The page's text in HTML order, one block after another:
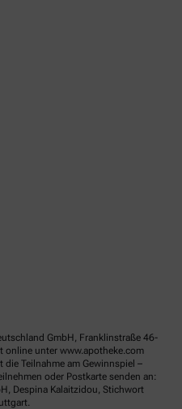
GmbH, Franklinstraße 46-
online unter www.apotheke.com
Teilnahme am Gewinnspiel –
oder Postkarte senden an:
Despina Kalaitzidou, Stichwort